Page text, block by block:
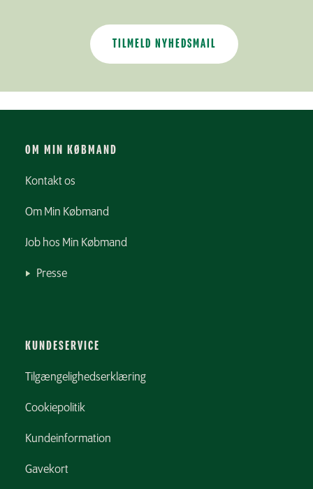
TILMELD NYHEDSMAIL
OM MIN KØBMAND
Kontakt os
Om Min Købmand
Job hos Min Købmand
Presse
KUNDESERVICE
Tilgængelighedserklæring
Cookiepolitik
Kundeinformation
Gavekort